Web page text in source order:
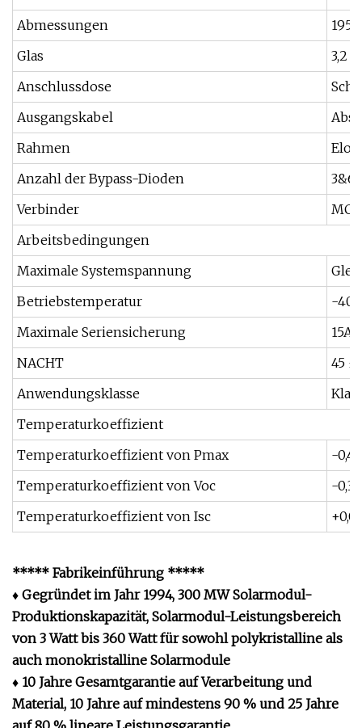
Abmessungen
Glas
3,2
Anschlussdose
Ausgangskabel
Rahmen
Anzahl der Bypass-Dioden
3&6
Verbinder
Arbeitsbedingungen
Maximale Systemspannung
Betriebstemperatur
-
Maximale Seriensicherung
15A
NACHT
45 ±
Anwendungsklasse
Temperaturkoeffizient
Temperaturkoeffizient von Pmax
-
Temperaturkoeffizient von Voc
-
Temperaturkoeffizient von Isc
***** Fabrikeinführung *****
♦ Gegründet im Jahr 1994, 300 MW Solarmodul-
Produktionskapazität, Solarmodul-Leistungsbereich
von 3 Watt bis 360 Watt für sowohl polykristalline als
auch monokristalline Solarmodule
♦ 10 Jahre Gesamtgarantie auf Verarbeitung und
Material, 10 Jahre auf mindestens 90 % und 25 Jahre